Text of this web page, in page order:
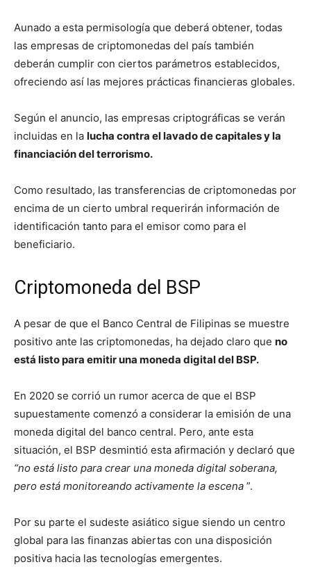
Aunado a esta permisología que deberá obtener, todas
las empresas de criptomonedas del país también
deberán cumplir con ciertos parámetros establecidos,
ofreciendo así las mejores prácticas financieras globales.
Según el anuncio, las empresas criptográficas se verán
incluidas en la lucha contra el lavado de capitales y la
financiación del terrorismo.
Como resultado, las transferencias de criptomonedas por
encima de un cierto umbral requerirán información de
identificación tanto para el emisor como para el
beneficiario.
Criptomoneda del BSP
A pesar de que el Banco Central de Filipinas se muestre
positivo ante las criptomonedas, ha dejado claro que no
está listo para emitir una moneda digital del BSP.
En 2020 se corrió un rumor acerca de que el BSP
supuestamente comenzó a considerar la emisión de una
moneda digital del banco central. Pero, ante esta
situación, el BSP desmintió esta afirmación y declaró que
“no está listo para crear una moneda digital soberana,
pero está monitoreando activamente la escena ”.
Por su parte el sudeste asiático sigue siendo un centro
global para las finanzas abiertas con una disposición
positiva hacia las tecnologías emergentes.